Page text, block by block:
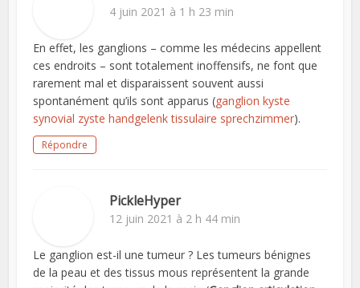
4 juin 2021 à 1 h 23 min
En effet, les ganglions – comme les médecins appellent
ces endroits – sont totalement inoffensifs, ne font que
rarement mal et disparaissent souvent aussi
spontanément qu’ils sont apparus (ganglion kyste
synovial zyste handgelenk tissulaire sprechzimmer).
Répondre
PickleHyper
12 juin 2021 à 2 h 44 min
Le ganglion est-il une tumeur ? Les tumeurs bénignes
de la peau et des tissus mous représentent la grande